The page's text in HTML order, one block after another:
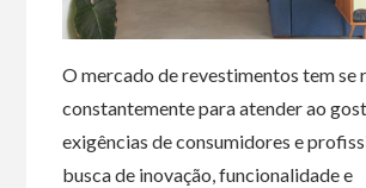
O mercado de revestimentos tem se
constantemente para atender ao
exigências de consumidores e
busca de inovação, funcionalidade e